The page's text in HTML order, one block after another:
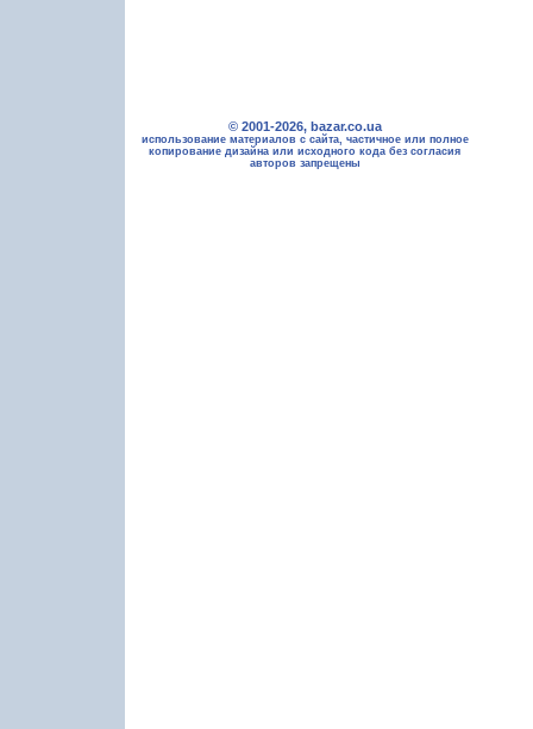
© 2001-2026, bazar.co.ua
использование материалов с сайта, частичное или полное
копирование дизайна или исходного кода без согласия
авторов запрещены